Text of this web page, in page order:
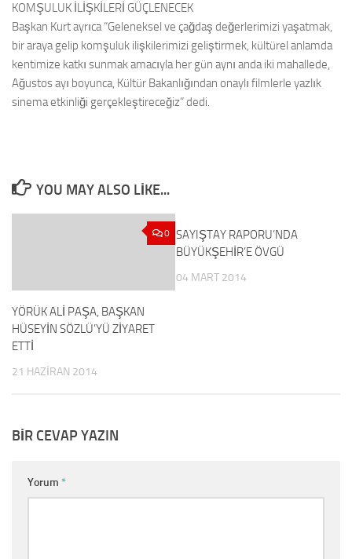
KOMŞULUK İLİŞKİLERİ GÜÇLENECEK
Başkan Kurt ayrıca “Geleneksel ve çağdaş değerlerimizi yaşatmak,
bir araya gelip komşuluk ilişkilerimizi geliştirmek, kültürel anlamda
kentimize katkı sunmak amacıyla her gün aynı anda iki mahallede,
Ağustos ayı boyunca, Kültür Bakanlığından onaylı filmlerle yazlık
sinema etkinliği gerçekleştireceğiz” dedi.
YOU MAY ALSO LIKE...
0
YÖRÜK ALİ PAŞA, BAŞKAN
HÜSEYİN SÖZLÜ’YÜ ZİYARET
ETTİ
21 HAZIRAN 2014
SAYIŞTAY RAPORU’NDA
BÜYÜKŞEHİR’E ÖVGÜ
04 MART 2014
BIR CEVAP YAZIN
Yorum *